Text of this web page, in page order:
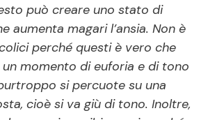
può creare uno stato di
aumenta magari l’ansia. Non è
perché questi è vero che
momento di euforia e di tono
si percuote su una
cioè si va giù di tono. Inoltre,